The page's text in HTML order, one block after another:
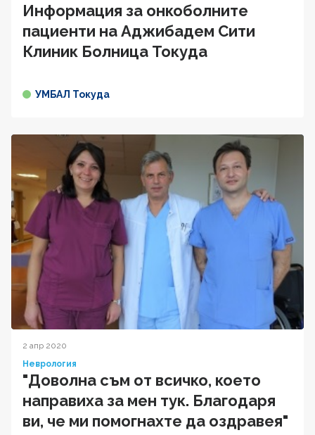
Информация за онкоболните
пациенти на Аджибадем Сити
Клиник Болница Токуда
УМБАЛ Токуда
2 апр 2020
Неврология
"Доволна съм от всичко, което
направиха за мен тук. Благодаря
ви, че ми помогнахте да оздравея"